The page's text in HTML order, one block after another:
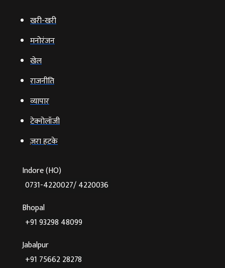
खरी-खरी
मनोरंजन
खेल
राजनीति
व्‍यापार
टेक्‍नोलॉजी
ज़रा हटके
Indore (HO)
0731-4220027/ 4220036
Bhopal
+91 93298 48099
Jabalpur
+91 75662 28278